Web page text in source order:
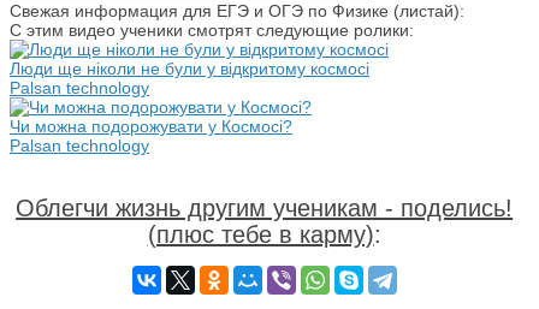
Свежая информация для ЕГЭ и ОГЭ по Физике (листай):
С этим видео ученики смотрят следующие ролики:
Люди ще ніколи не були у відкритому космосі
Palsan technology
Чи можна подорожувати у Космосі?
Palsan technology
Облегчи жизнь другим ученикам - поделись!
(плюс тебе в карму):